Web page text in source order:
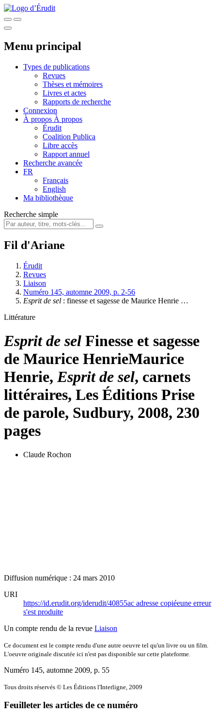
Menu principal
Types de publications
Revues
Thèses et mémoires
Livres et actes
Rapports de recherche
Connexion
À propos À propos
Érudit
Coalition Publica
Libre accès
Rapport annuel
Recherche avancée
FR
Français
English
Ma bibliothèque
Recherche simple
Fil d'Ariane
Érudit
Revues
Liaison
Numéro 145, automne 2009, p. 2-56
Esprit de sel : finesse et sagesse de Maurice Henrie …
Littérature
Esprit de sel Finesse et sagesse
de Maurice HenrieMaurice
Henrie, Esprit de sel, carnets
littéraires, Les Éditions Prise
de parole, Sudbury, 2008, 230
pages
Claude Rochon
Diffusion numérique : 24 mars 2010
URI
https://id.erudit.org/iderudit/40855ac adresse copiéeune erreur
s'est produite
Un compte rendu de la revue Liaison
Ce document est le compte rendu d'une autre oeuvre tel qu'un livre ou un film.
L'oeuvre originale discutée ici n'est pas disponible sur cette plateforme.
Numéro 145, automne 2009, p. 55
Tous droits réservés © Les Éditions l'Interligne, 2009
Feuilleter les articles de ce numéro